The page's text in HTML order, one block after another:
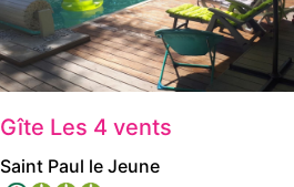
Gîte Les 4 vents
Saint Paul le Jeune